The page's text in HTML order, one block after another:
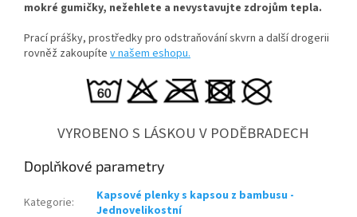
mokré gumičky, nežehlete a nevystavujte zdrojům tepla.
Prací prášky, prostředky pro odstraňování skvrn a další drogerii
rovněž zakoupíte v našem eshopu.
VYROBENO S LÁSKOU V PODĚBRADECH
Doplňkové parametry
Kategorie:
Kapsové plenky s kapsou z bambusu -
Jednovelikostní